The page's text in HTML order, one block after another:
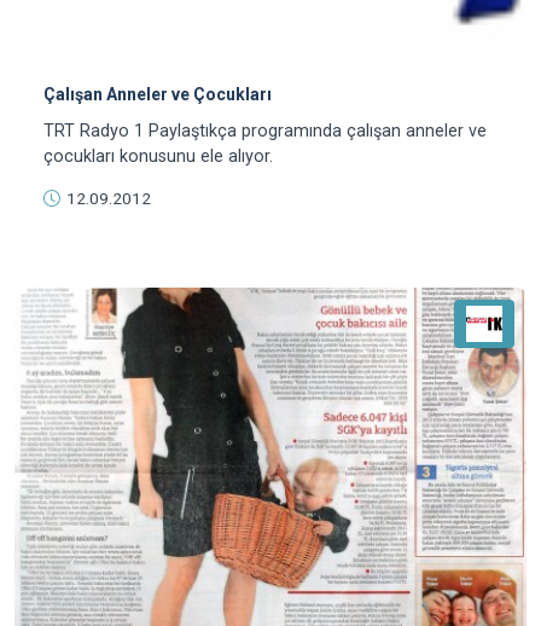
Çalışan Anneler ve Çocukları
TRT Radyo 1 Paylaştıkça programında çalışan anneler ve
çocukları konusunu ele alıyor.
12.09.2012